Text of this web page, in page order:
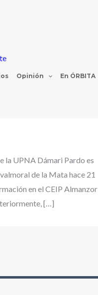
Opinión En ÓRBITA
la UPNA Dámari Pardo es
de la Mata hace 21
en el CEIP Almanzor
[…]